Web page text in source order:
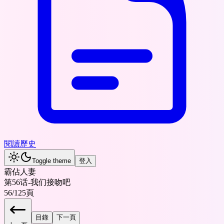
閱讀歷史
Toggle theme 登入
霸佔人妻
第56话-我们接吻吧
56/125頁
目錄 下一頁